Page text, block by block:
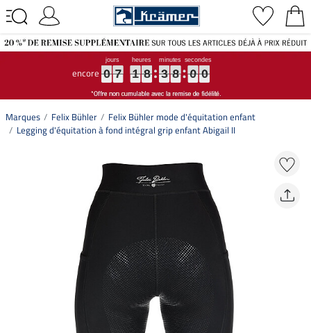
encore 0
0
0
0 7
7
7
7 1
1
1
1 8
8
8
8 3
3
3
3 7
8
7
8 5
0
5
0 9
0
9
0
Marques Felix Bühler
Felix Bühler mode d'équitation enfant
Legging d'équitation à fond intégral grip enfant Abigail II